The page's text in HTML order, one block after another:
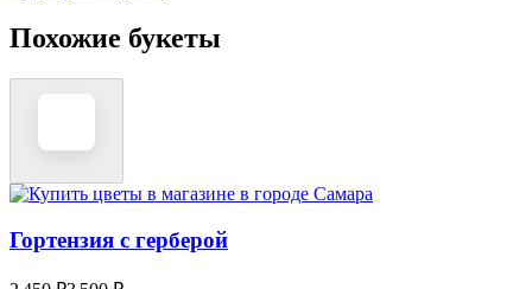
Похожие букеты
Гортензия с герберой